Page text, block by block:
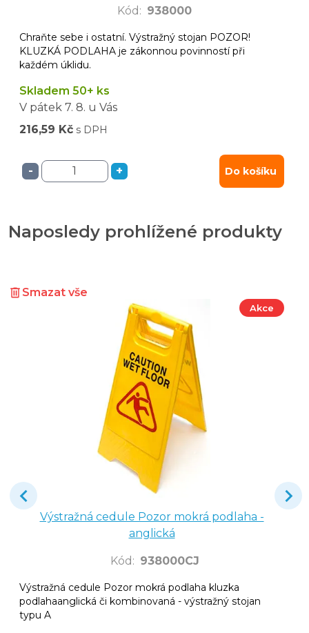
Kód : 938000
Chraňte sebe i ostatní. Výstražný stojan POZOR!
KLUZKÁ PODLAHA je zákonnou povinností při
každém úklidu.
Skladem 50+ ks
V pátek 7. 8. u Vás
216,59 Kč s DPH
- + Do košíku
Naposledy prohlížené produkty
Smazat vše
Akce
Výstražná cedule Pozor mokrá podlaha -
anglická
Kód : 938000CJ
Výstražná cedule Pozor mokrá podlaha kluzka
podlahaanglická či kombinovaná - výstražný stojan
typu A